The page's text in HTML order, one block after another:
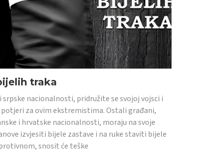
traka
srpske nacionalnosti, pridružite se svojoj vojsci i
za ovim ekstremistima. Ostali građani,
i hrvatske nacionalnosti, moraju na svoje
izvjesiti bijele zastave i na ruke staviti bijele
snosit će teške